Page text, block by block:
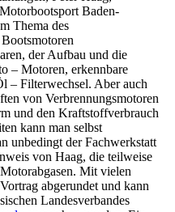
Baden-
Thema des
der Aufbau und die
– Motoren, erkennbare
– Filterwechsel. Aber auch
von Verbrennungsmotoren
und den Kraftstoffverbrauch
kann man selbst
unbedingt der Fachwerkstatt
von Haag, die teilweise
Mit vielen
abgerundet und kann
Landesverbandes